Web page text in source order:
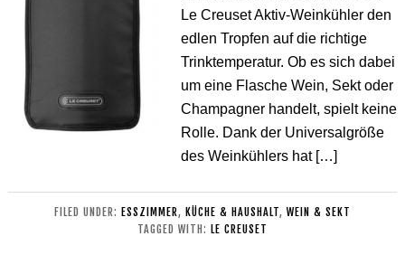
Le Creuset Aktiv-Weinkühler den
edlen Tropfen auf die richtige
Trinktemperatur. Ob es sich dabei
um eine Flasche Wein, Sekt oder
Champagner handelt, spielt keine
Rolle. Dank der Universalgröße
des Weinkühlers hat […]
FILED UNDER: ESSZIMMER, KÜCHE & HAUSHALT, WEIN & SEKT
TAGGED WITH: LE CREUSET